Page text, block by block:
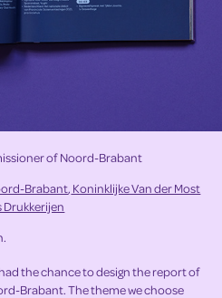
of Noord-Brabant
Brabant, Koninklijke Van der Most
Drukkerijen
the chance to design the report of
Brabant. The theme we choose